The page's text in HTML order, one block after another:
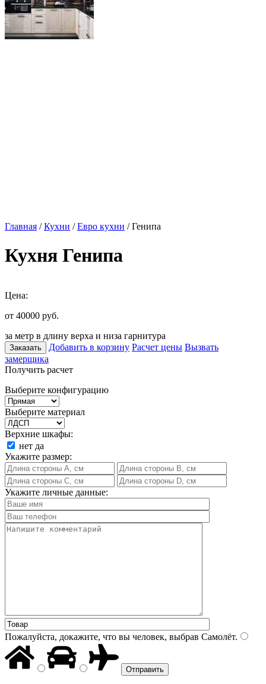
Главная /Кухни /Евро кухни / Генипа
Кухня Генипа
Цена:
от 40000 руб.
за метр в длину верха и низа гарнитура
Заказать Добавить в корзину Расчет цены Вызвать
замерщика
Получить расчет
Выберите конфигурацию
Выберите материал
Верхние шкафы:
нет да
Укажите размер:
Укажите личные данные:
Пожалуйста, докажите, что вы человек, выбрав Самолёт.